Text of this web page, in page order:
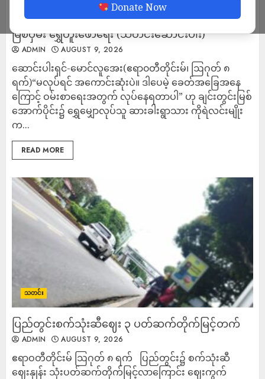
Donate Now
ဝမ်းစာနဲ့သဘာဝကြား အဖြေရှာရမည့် ချင်းတွင်း
မြစ်ဝှမ်း ရွှေတူးဖော်ရေး (သတင်းဆောင်းပါး)
ADMIN AUGUST 9, 2026
ဆောင်းပါးရှင်-မောင်လူအေး(ဧရာ၀တီတိုင်းမ်၊ ဩဂုတ် ၈
ရက်)“မလုပ်ရင် အကောင်းဆုံးပဲ။ ဒါပေမဲ့ ခေတ်အခြေအနေ
ကြောင့် ဝမ်းစာရေးအတွက် လုပ်နေရတာပါ” ဟု ချင်းတွင်းမြစ်
အောက်ပိုင်း၌ ရွှေမျှောလုပ်သူ ဆားခါးရွာသား ကိုရဲလင်းမျိုး
က...
READ MORE
သတင်း
ပြည်တွင်းစက်သုံးဆီဈေး ၃ ပတ်ဆက်တိုက်မြင့်တက်
ADMIN AUGUST 9, 2026
ဧရာဝတီတိုင်းမ် ဩဂုတ် ၈ ရက် ပြည်တွင်း၌ စက်သုံးဆီ
ဈေးနှုန်း သုံးပတ်ဆက်တိုက်မြင့်လာကြောင်း ဈေးကွက်